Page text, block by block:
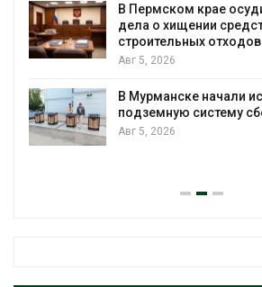
В Пермском крае осудили
дела о хищении средств на
строительных отходов
Авг 5, 2026
В Мурманске начали
подземную систему сбора
Авг 5, 2026